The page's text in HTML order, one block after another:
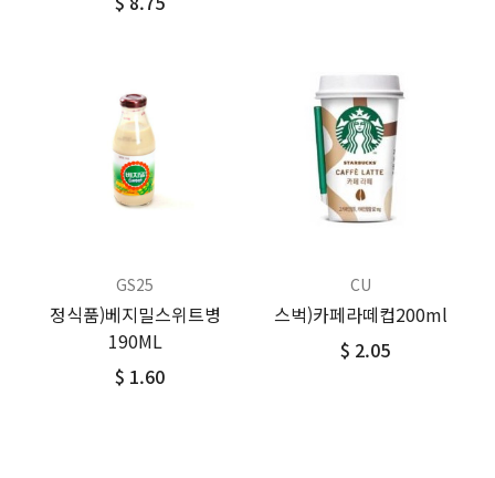
GS25
정식품)베지밀스위트병
190ML
$ 1.60
CU
스벅)카페라떼컵200ml
$ 2.05